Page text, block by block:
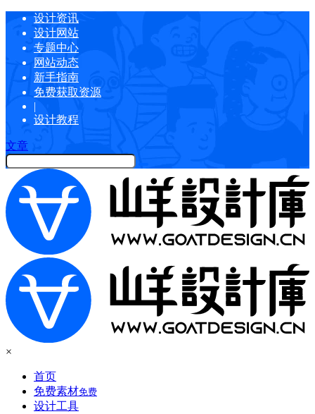
设计资讯
设计网站
专题中心
网站动态
新手指南
免费获取资源
|
设计教程
文章
×
首页
免费素材免费
设计工具